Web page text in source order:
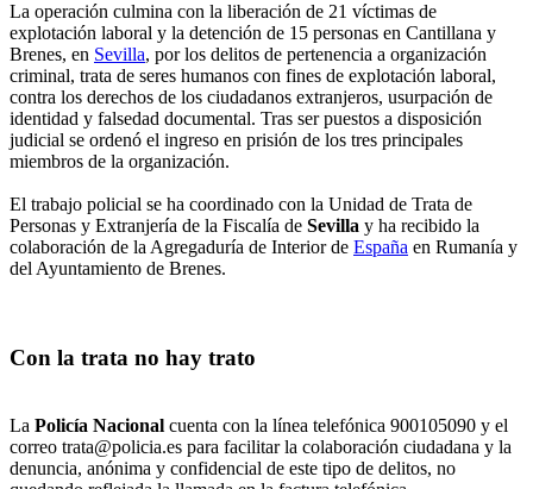
La operación culmina con la liberación de 21 víctimas de
explotación laboral y la detención de 15 personas en Cantillana y
Brenes, en Sevilla, por los delitos de pertenencia a organización
criminal, trata de seres humanos con fines de explotación laboral,
contra los derechos de los ciudadanos extranjeros, usurpación de
identidad y falsedad documental. Tras ser puestos a disposición
judicial se ordenó el ingreso en prisión de los tres principales
miembros de la organización.
El trabajo policial se ha coordinado con la Unidad de Trata de
Personas y Extranjería de la Fiscalía de Sevilla y ha recibido la
colaboración de la Agregaduría de Interior de España en Rumanía y
del Ayuntamiento de Brenes.
Con la trata no hay trato
La Policía Nacional cuenta con la línea telefónica 900105090 y el
correo trata@policia.es para facilitar la colaboración ciudadana y la
denuncia, anónima y confidencial de este tipo de delitos, no